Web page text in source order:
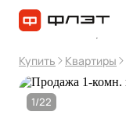
Купить Квартиры
1/22